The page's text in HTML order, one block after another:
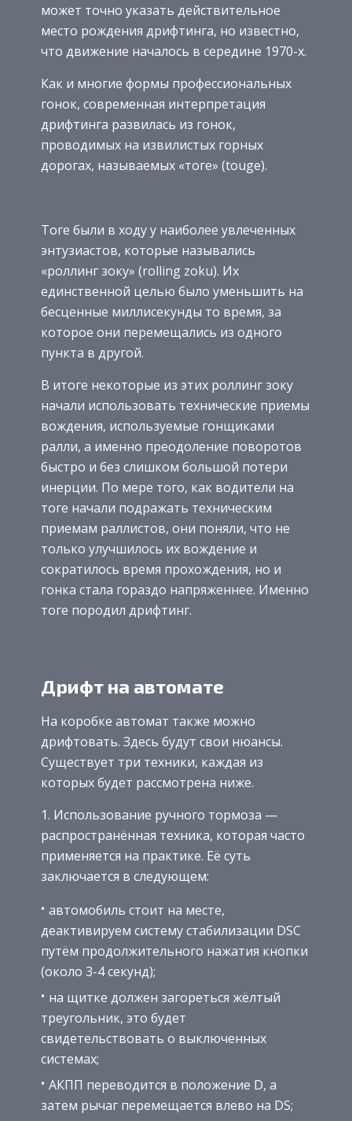
может точно указать действительное
место рождения дрифтинга, но известно,
что движение началось в середине 1970-х.
Как и многие формы профессиональных
гонок, современная интерпретация
дрифтинга развилась из гонок,
проводимых на извилистых горных
дорогах, называемых «тоге» (touge).
Тоге были в ходу у наиболее увлеченных
энтузиастов, которые назывались
«роллинг зоку» (rolling zoku). Их
единственной целью было уменьшить на
бесценные миллисекунды то время, за
которое они перемещались из одного
пункта в другой.
В итоге некоторые из этих роллинг зоку
начали использовать технические приемы
вождения, используемые гонщиками
ралли, а именно преодоление поворотов
быстро и без слишком большой потери
инерции. По мере того, как водители на
тоге начали подражать техническим
приемам раллистов, они поняли, что не
только улучшилось их вождение и
сократилось время прохождения, но и
гонка стала гораздо напряженнее. Именно
тоге породил дрифтинг.
Дрифт на автомате
На коробке автомат также можно
дрифтовать. Здесь будут свои нюансы.
Существует три техники, каждая из
которых будет рассмотрена ниже.
Использование ручного тормоза —
распространённая техника, которая часто
применяется на практике. Её суть
заключается в следующем:
автомобиль стоит на месте,
деактивируем систему стабилизации DSC
путём продолжительного нажатия кнопки
(около 3-4 секунд);
на щитке должен загореться жёлтый
треугольник, это будет
свидетельствовать о выключенных
системах;
АКПП переводится в положение D, а
затем рычаг перемещается влево на DS;